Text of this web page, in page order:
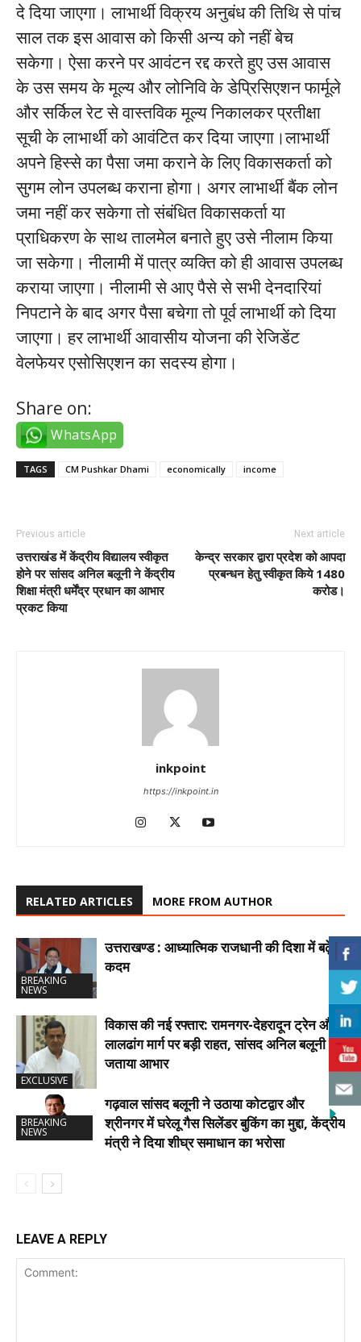
दे दिया जाएगा। लाभार्थी विक्रय अनुबंध की तिथि से पांच
साल तक इस आवास को किसी अन्य को नहीं बेच
सकेगा। ऐसा करने पर आवंटन रद्द करते हुए उस आवास
के उस समय के मूल्य और लोनिवि के डेप्रिसिएशन फार्मूले
और सर्किल रेट से वास्तविक मूल्य निकालकर प्रतीक्षा
सूची के लाभार्थी को आवंटित कर दिया जाएगा।लाभार्थी
अपने हिस्से का पैसा जमा कराने के लिए विकासकर्ता को
सुगम लोन उपलब्ध कराना होगा। अगर लाभार्थी बैंक लोन
जमा नहीं कर सकेगा तो संबंधित विकासकर्ता या
प्राधिकरण के साथ तालमेल बनाते हुए उसे नीलाम किया
जा सकेगा। नीलामी में पात्र व्यक्ति को ही आवास उपलब्ध
कराया जाएगा। नीलामी से आए पैसे से सभी देनदारियां
निपटाने के बाद अगर पैसा बचेगा तो पूर्व लाभार्थी को दिया
जाएगा। हर लाभार्थी आवासीय योजना की रेजिडेंट
वेलफेयर एसोसिएशन का सदस्य होगा।
Share on:
WhatsApp
TAGS CM Pushkar Dhami economically income
Previous article
उत्तराखंड में केंद्रीय विद्यालय स्वीकृत
होने पर सांसद अनिल बलूनी ने केंद्रीय
शिक्षा मंत्री धर्मेंद्र प्रधान का आभार
प्रकट किया
Next article
केन्द्र सरकार द्वारा प्रदेश को आपदा
प्रबन्धन हेतु स्वीकृत किये 1480
करोड।
inkpoint
https://inkpoint.in
RELATED ARTICLES MORE FROM AUTHOR
BREAKING
NEWS
उत्तराखण्ड : आध्यात्मिक राजधानी की दिशा में बढ़े
कदम
EXCLUSIVE
विकास की नई रफ्तार: रामनगर-देहरादून ट्रेन और
लालढांग मार्ग पर बड़ी राहत, सांसद अनिल बलूनी ने
जताया आभार
BREAKING
NEWS
गढ़वाल सांसद बलूनी ने उठाया कोटद्वार और
श्रीनगर में घरेलू गैस सिलेंडर बुकिंग का मुद्दा, केंद्रीय
मंत्री ने दिया शीघ्र समाधान का भरोसा
LEAVE A REPLY